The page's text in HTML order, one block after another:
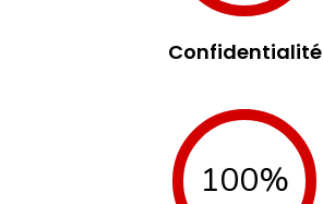
Confidentialité
100%